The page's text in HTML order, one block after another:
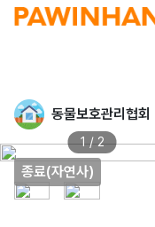
동물보호관리협회
종료(자연사)
1 / 2